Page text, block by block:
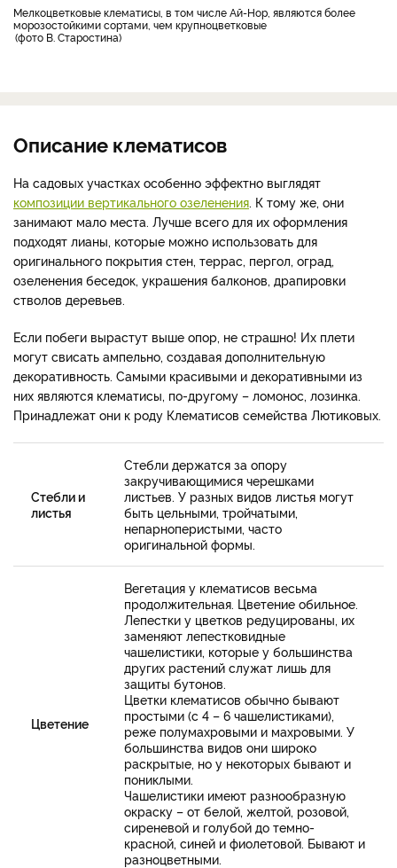
Мелкоцветковые клематисы, в том числе Ай-Нор, являются более
морозостойкими сортами, чем крупноцветковые
фото В. Старостина
Описание клематисов
На садовых участках особенно эффектно выглядят
композиции вертикального озеленения . К тому же, они
занимают мало места. Лучше всего для их оформления
подходят лианы, которые можно использовать для
оригинального покрытия стен, террас, пергол, оград,
озеленения беседок, украшения балконов, драпировки
стволов деревьев.
Если побеги вырастут выше опор, не страшно! Их плети
могут свисать ампельно, создавая дополнительную
декоративность. Самыми красивыми и декоративными из
них являются клематисы, по-другому – ломонос, лозинка.
Принадлежат они к роду Клематисов семейства Лютиковых.
Стебли и
листья
Стебли держатся за опору
закручивающимися черешками
листьев. У разных видов листья могут
быть цельными, тройчатыми,
непарноперистыми, часто
оригинальной формы.
Цветение
Вегетация у клематисов весьма
продолжительная. Цветение обильное.
Лепестки у цветков редуцированы, их
заменяют лепестковидные
чашелистики, которые у большинства
других растений служат лишь для
защиты бутонов.
Цветки клематисов обычно бывают
простыми (с 4 – 6 чашелистиками),
реже полумахровыми и махровыми. У
большинства видов они широко
раскрытые, но у некоторых бывают и
пониклыми.
Чашелистики имеют разнообразную
окраску – от белой, желтой, розовой,
сиреневой и голубой до темно-
красной, синей и фиолетовой. Бывают и
разноцветными.